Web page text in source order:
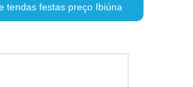
tendas festas preço Ibiúna